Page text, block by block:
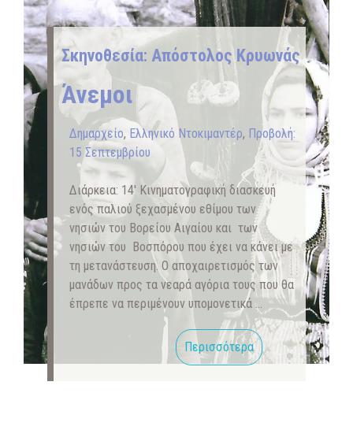
Σκηνοθεσία: Απόστολος Κρυωνάς
Άνεμοι
Δημαρχείο, Ελληνικό Ντοκιμαντέρ, Προβολή:
15 Σεπτεμβρίου
Διάρκεια: 14′ Κινηματογραφική διασκευή
ενός παλιού ξεχασμένου εθίμου των
νησιών του Βορείου Αιγαίου και των
νησιών του Βοσπόρου που έχει να κάνει με
τη μετανάστευση. O αποχαιρετισμός των
μανάδων προς τα νεαρά αγόρια τους που θα
έπρεπε να περιμένουν υπομονετικά …
Περισσότερα